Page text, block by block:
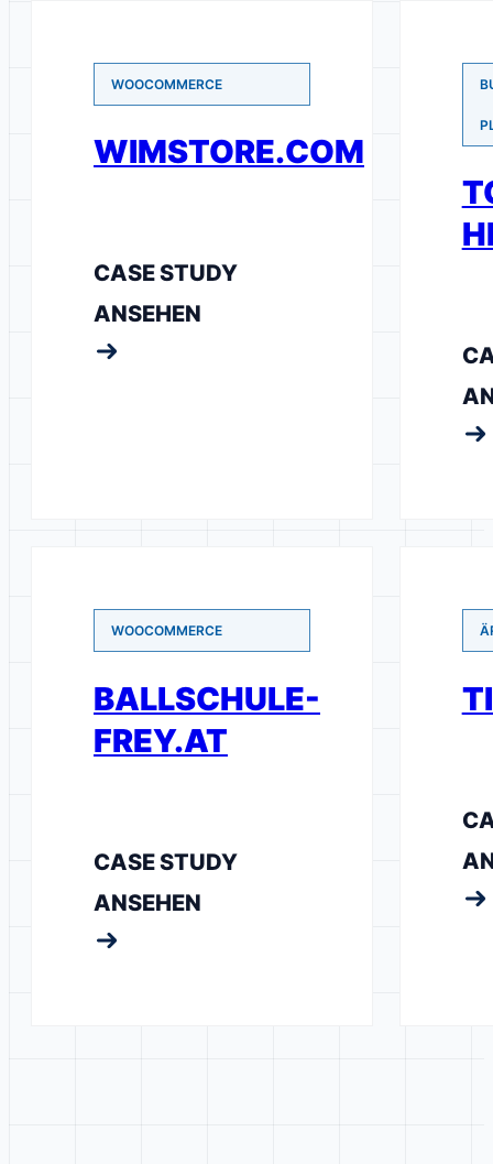
WOOCOMMERCE
WIMSTORE.COM
CASE STUDY
ANSEHEN
WOOCOMMERCE
BALLSCHULE-
FREY.AT
CASE STUDY
ANSEHEN